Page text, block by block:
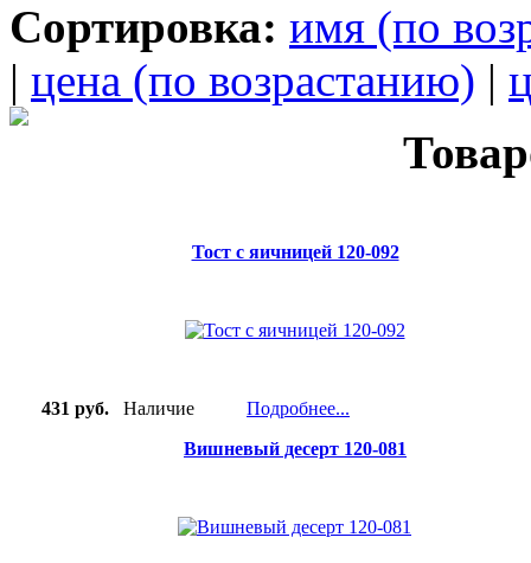
Сортировка: имя (по
| цена (по возрастанию) |
Тост с яичницей 120-092
431 руб. Наличие
Подробнее...
Вишневый десерт 120-081